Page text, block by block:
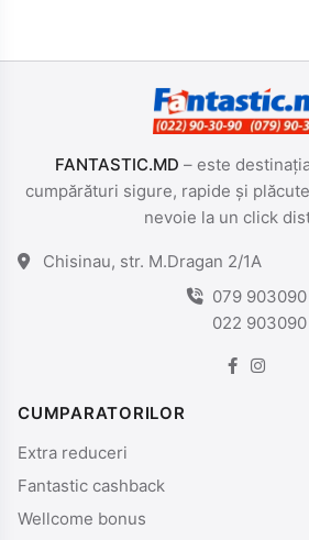
memorie flash: 3D
maximă de
FANTASTIC.MD – este
cumpărături sigure, rapide și
nevoie la un click
Chisinau, str. M.Dragan 2/1A
079 903090
022 903090
CUMPARATORILOR
Extra reduceri
Fantastic cashback
Wellcome bonus